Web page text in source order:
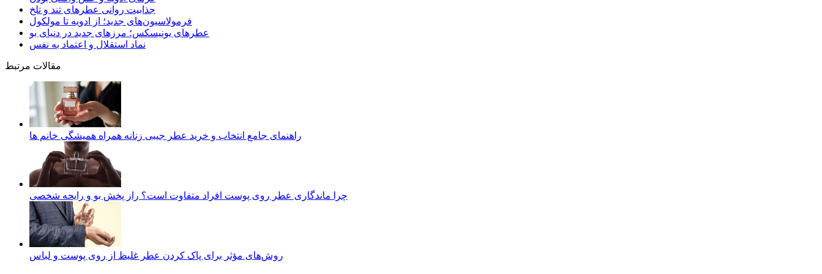
جذابیت روانی عطرهای تند و تلخ
فرمولاسیون‌های جدید؛ از ادویه تا مولکول
عطرهای یونیسکس؛ مرزهای جدید در دنیای بو
نماد استقلال و اعتماد به نفس
مقالات مرتبط
راهنمای جامع انتخاب و خرید عطر جیبی زنانه همراه همیشگی خانم ها
چرا ماندگاری عطر روی پوست افراد متفاوت است؟ راز پخش بو و رایحه شخصی
روش‌های مؤثر برای پاک کردن عطر غلیظ از روی پوست و لباس